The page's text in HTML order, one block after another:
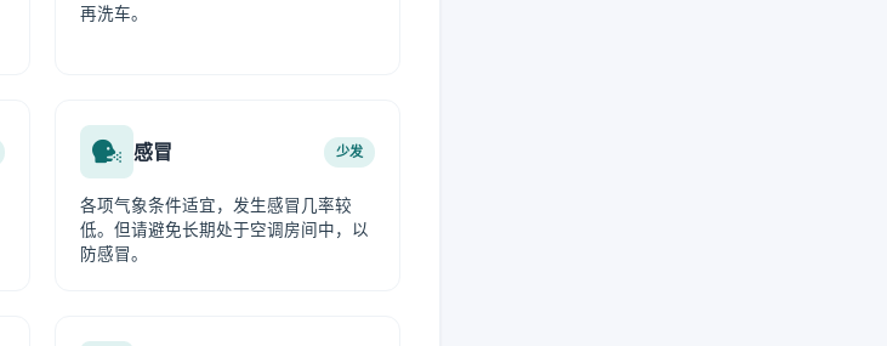
再洗车。
感冒 少发
各项气象条件适宜，发生感冒几率较
低。但请避免长期处于空调房间中，以
防感冒。